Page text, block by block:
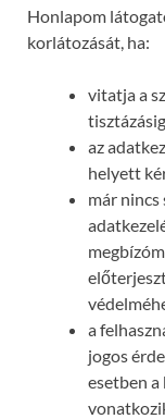
Honlapom
korlátozását, ha:
vitatja a
tisztázásig
az
helyett
már nincs
a
jogos
esetben